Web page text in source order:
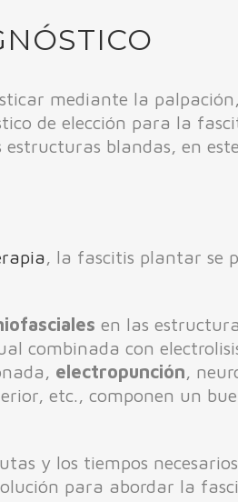
mediante la
de elección para la
blandas, en
, la fascitis plantar se
en las
combinada con
electropunción,
etc., componen un
y los tiempos
para abordar la